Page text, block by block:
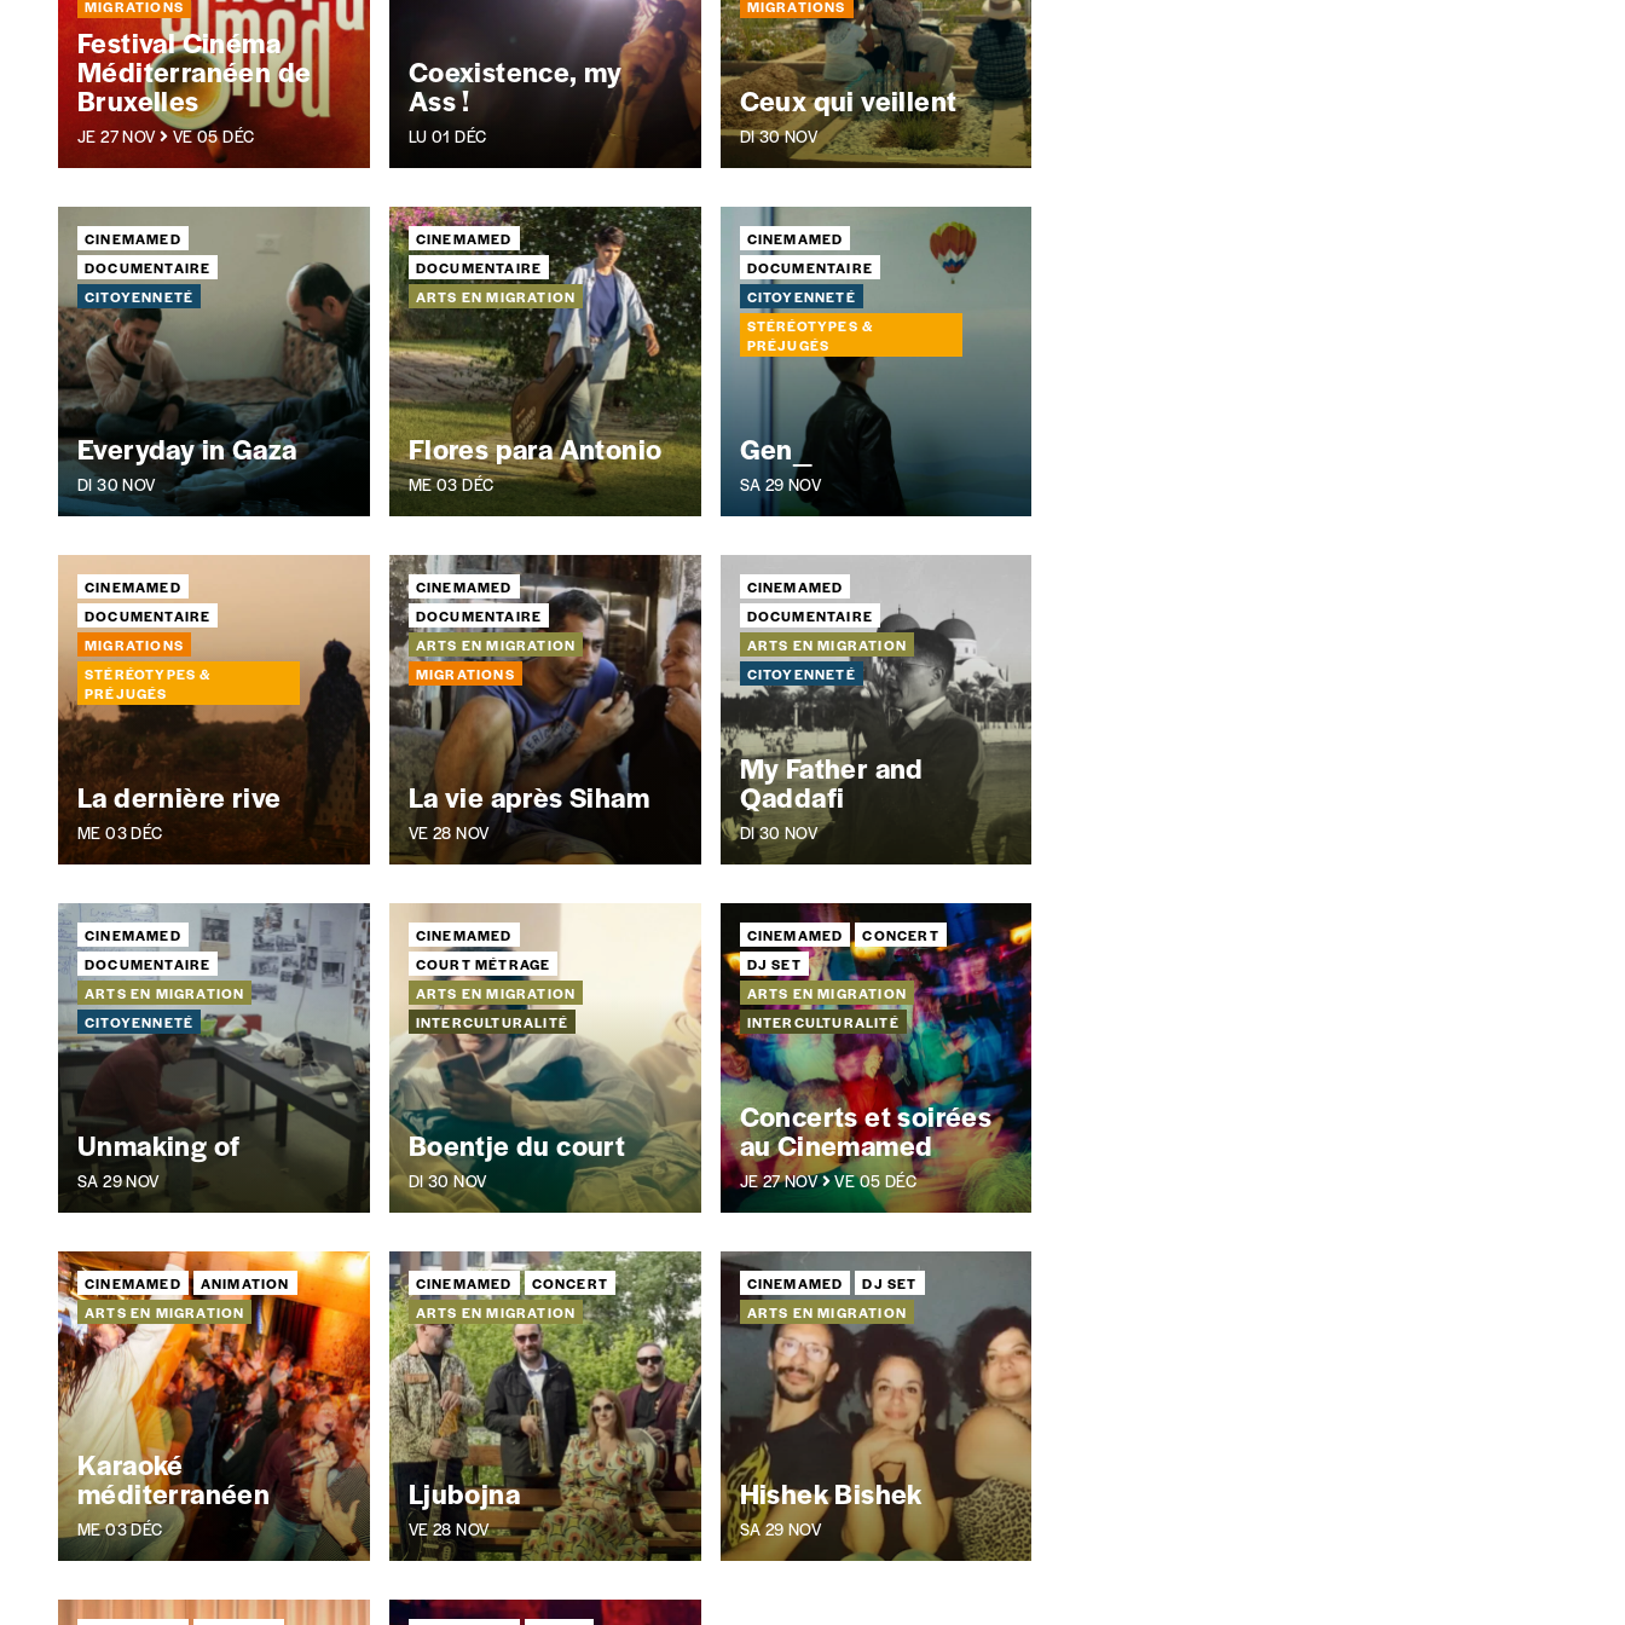
Vos coordonnées
Prénom* Nom*
Organisation TVA
Téléphone E-mail
Rue
Code postal
Pays
n°
Localité
Je souhaite recevoir une facture
J’ai lu et j’accepte votre politique de confidentialité*
Lire notrepolitique de protection des données personnelles (RGPD)
Ajouter un message (facultatif)
MIGRATIONS
Festival Cinéma
Méditerranéen de
Bruxelles
JE 27 NOV VE 05 DÉC
Coexistence, my
Ass !
LU 01 DÉC
MIGRATIONS
Ceux qui veillent
DI 30 NOV
CINEMAMED
DOCUMENTAIRE
CITOYENNETÉ
Everyday in Gaza
DI 30 NOV
CINEMAMED
DOCUMENTAIRE
ARTS EN MIGRATION
Flores para Antonio
ME 03 DÉC
CINEMAMED
DOCUMENTAIRE
CITOYENNETÉ
STÉRÉOTYPES &
PRÉJUGÉS
Gen_
SA 29 NOV
CINEMAMED
DOCUMENTAIRE
MIGRATIONS
STÉRÉOTYPES &
PRÉJUGÉS
La dernière rive
ME 03 DÉC
CINEMAMED
DOCUMENTAIRE
ARTS EN MIGRATION
MIGRATIONS
La vie après Siham
VE 28 NOV
CINEMAMED
DOCUMENTAIRE
ARTS EN MIGRATION
CITOYENNETÉ
My Father and
Qaddafi
DI 30 NOV
CINEMAMED
DOCUMENTAIRE
ARTS EN MIGRATION
CITOYENNETÉ
Unmaking of
SA 29 NOV
CINEMAMED
COURT MÉTRAGE
ARTS EN MIGRATION
INTERCULTURALITÉ
Boentje du court
DI 30 NOV
CINEMAMED
CONCERT
DJ SET
ARTS EN MIGRATION
INTERCULTURALITÉ
Concerts et soirées
au Cinemamed
JE 27 NOV VE 05 DÉC
CINEMAMED
ANIMATION
ARTS EN MIGRATION
Karaoké
méditerranéen
ME 03 DÉC
CINEMAMED
CONCERT
ARTS EN MIGRATION
Ljubojna
VE 28 NOV
CINEMAMED
DJ SET
ARTS EN MIGRATION
Hishek Bishek
SA 29 NOV